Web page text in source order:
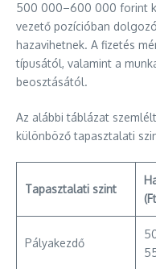
500 000–600 000 forint
vezető pozícióban
hazavihetnek. A fizetés
típusától, valamint a
beosztásától.
Az alábbi táblázat
különböző tapasztalati
Tapasztalati szint
Pályakezdő